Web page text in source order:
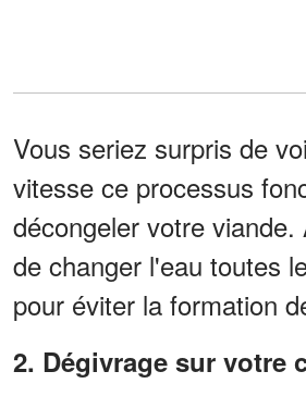
Vous seriez surpris de
vitesse ce processus
décongeler votre viande.
de changer l'eau toutes
pour éviter la formation
2. Dégivrage sur votre